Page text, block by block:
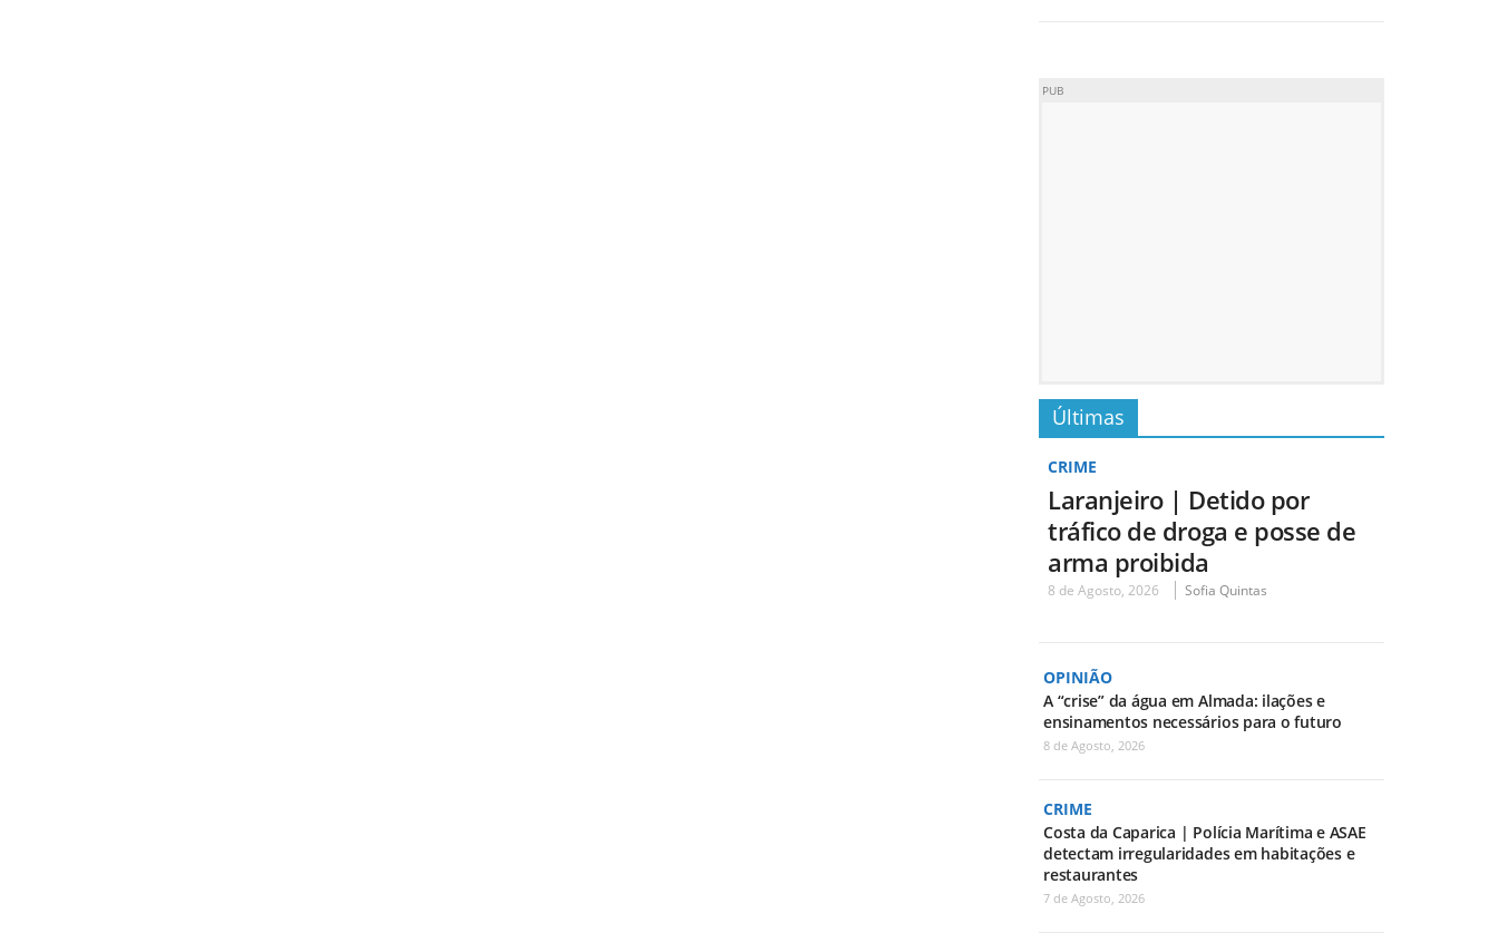
PUB
Últimas
CRIME
Laranjeiro | Detido por
tráfico de droga e posse de
arma proibida
8 de Agosto, 2026 Sofia Quintas
OPINIÃO
A “crise” da água em Almada: ilações e
ensinamentos necessários para o futuro
8 de Agosto, 2026
CRIME
Costa da Caparica | Polícia Marítima e ASAE
detectam irregularidades em habitações e
restaurantes
7 de Agosto, 2026